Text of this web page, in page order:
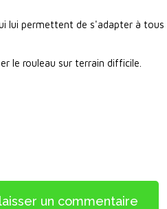
lui permettent de s'adapter à
le rouleau sur terrain difficile.
un commentaire